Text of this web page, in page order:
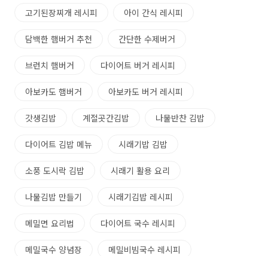
고기된장찌개 레시피 아이 간식 레시피
담백한 햄버거 추천 간단한 수제버거
브런치 햄버거 다이어트 버거 레시피
아보카도 햄버거 아보카도 버거 레시피
갓생김밥 계절곳간김밥 나물반찬 김밥
다이어트 김밥 메뉴 시래기밥 김밥
소풍 도시락 김밥 시래기 활용 요리
나물김밥 만들기 시래기김밥 레시피
메밀면 요리법 다이어트 국수 레시피
메밀국수 양념장 메밀비빔국수 레시피